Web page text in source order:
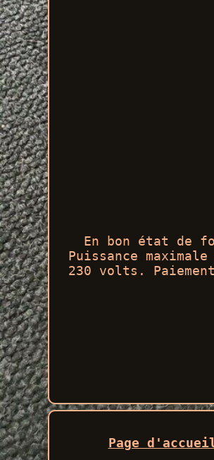
En bon état de
Puissance
230 volts.
Page